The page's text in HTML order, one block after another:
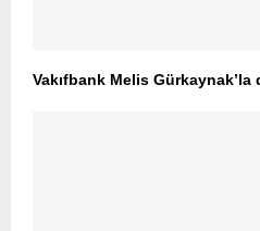
Vakıfbank Melis Gürkaynak’la